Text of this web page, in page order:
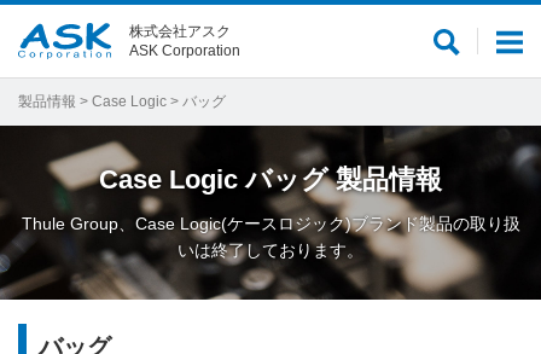
メ
ー
サ
内
索
株式会社アスク
ASK Corporation
製品情報 > Case Logic > バッグ
Case Logic バッグ 製品情報
Thule Group、Case Logic(ケースロジック)ブランド製品の取り扱
いは終了しております。
バッグ